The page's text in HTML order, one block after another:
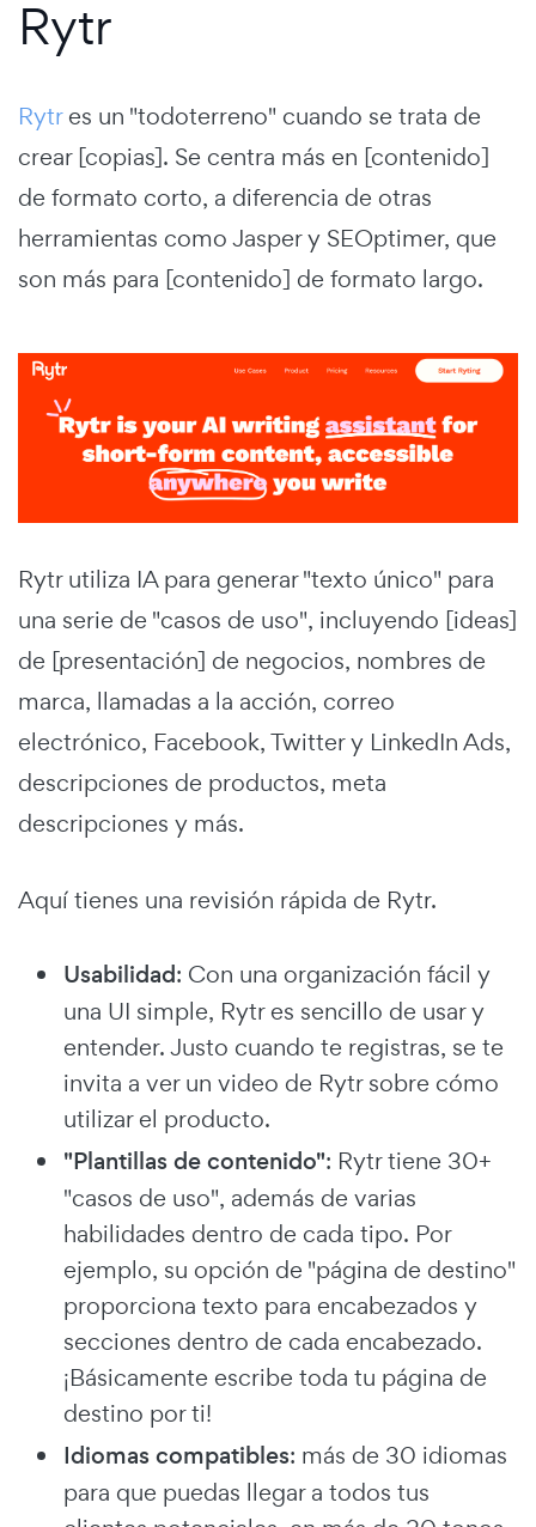
Rytr
Rytres un "todoterreno" cuando se trata de
crear [copias]. Se centra más en [contenido]
de formato corto, a diferencia de otras
herramientas como Jasper y SEOptimer, que
son más para [contenido] de formato largo.
Rytr utiliza IA para generar "texto único" para
una serie de "casos de uso", incluyendo [ideas]
de [presentación] de negocios, nombres de
marca, llamadas a la acción, correo
electrónico, Facebook, Twitter y LinkedIn Ads,
descripciones de productos, meta
descripciones y más.
Aquí tienes una revisión rápida de Rytr.
Usabilidad: Con una organización fácil y
una UI simple, Rytr es sencillo de usar y
entender. Justo cuando te registras, se te
invita a ver un video de Rytr sobre cómo
utilizar el producto.
"Plantillas de contenido": Rytr tiene 30+
"casos de uso", además de varias
habilidades dentro de cada tipo. Por
ejemplo, su opción de "página de destino"
proporciona texto para encabezados y
secciones dentro de cada encabezado.
¡Básicamente escribe toda tu página de
destino por ti!
Idiomas compatibles: más de 30 idiomas
para que puedas llegar a todos tus